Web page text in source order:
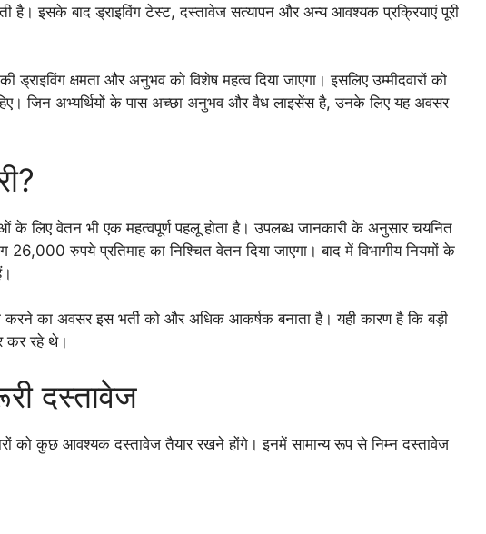
है। इसके बाद ड्राइविंग टेस्ट, दस्तावेज सत्यापन और अन्य आवश्यक प्रक्रियाएं पूरी
ड्राइविंग क्षमता और अनुभव को विशेष महत्व दिया जाएगा। इसलिए उम्मीदवारों को
जिन अभ्यर्थियों के पास अच्छा अनुभव और वैध लाइसेंस है, उनके लिए यह अवसर
के लिए वेतन भी एक महत्वपूर्ण पहलू होता है। उपलब्ध जानकारी के अनुसार चयनित
रुपये प्रतिमाह का निश्चित वेतन दिया जाएगा। बाद में विभागीय नियमों के
करने का अवसर इस भर्ती को और अधिक आकर्षक बनाता है। यही कारण है कि बड़ी
कर रहे थे।
दस्तावेज
को कुछ आवश्यक दस्तावेज तैयार रखने होंगे। इनमें सामान्य रूप से निम्न दस्तावेज